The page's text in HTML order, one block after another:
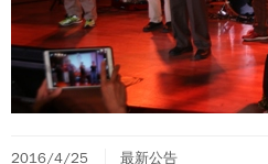
2016/4/25 最新公告